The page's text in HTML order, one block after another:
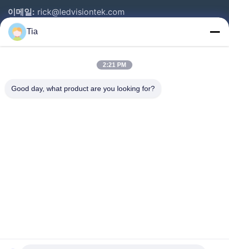
이메일: rick@ledvisiontek.com
빠른 링크
제품
Tia
2:21 PM
Good day, what product are you looking for?